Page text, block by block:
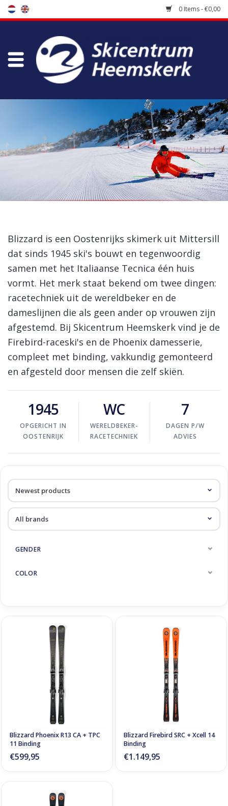
0 Items - €0,00
Store
Maintenance
koopgidsen
Log in Skinext
Blizzard ski's
Blizzard is een Oostenrijks skimerk uit Mittersill
dat sinds 1945 ski's bouwt en tegenwoordig
samen met het Italiaanse Tecnica één huis
vormt. Het merk staat bekend om twee dingen:
racetechniek uit de wereldbeker en de
dameslijnen die als geen ander op vrouwen zijn
afgestemd. Bij Skicentrum Heemskerk vind je de
Firebird-raceski's en de Phoenix damesserie,
compleet met binding, vakkundig gemonteerd
en afgesteld door mensen die zelf skiën.
1945
OPGERICHT IN
OOSTENRIJK
WC
WERELDBEKER-
RACETECHNIEK
7
DAGEN P/W
ADVIES
GENDER
COLOR
Blizzard Phoenix R13 CA + TPC
11 Binding
€599,95
Blizzard Firebird SRC + Xcell 14
Binding
€1.149,95